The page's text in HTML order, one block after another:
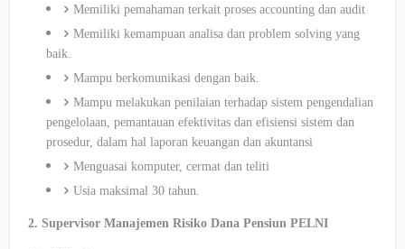
Memiliki pemahaman terkait proses accounting dan audit
Memiliki kemampuan analisa dan problem solving yang
baik.
Mampu berkomunikasi dengan baik.
Mampu melakukan penilaian terhadap sistem pengendalian
pengelolaan, pemantauan efektivitas dan efisiensi sistem dan
prosedur, dalam hal laporan keuangan dan akuntansi
Menguasai komputer, cermat dan teliti
Usia maksimal 30 tahun.
2. Supervisor Manajemen Risiko Dana Pensiun PELNI